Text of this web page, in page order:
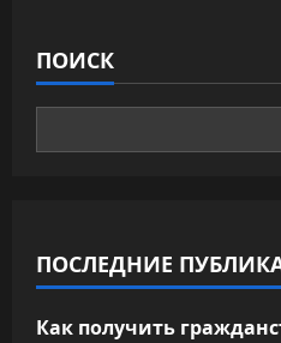
ПОИСК
ПОСЛЕДНИЕ
Как получить